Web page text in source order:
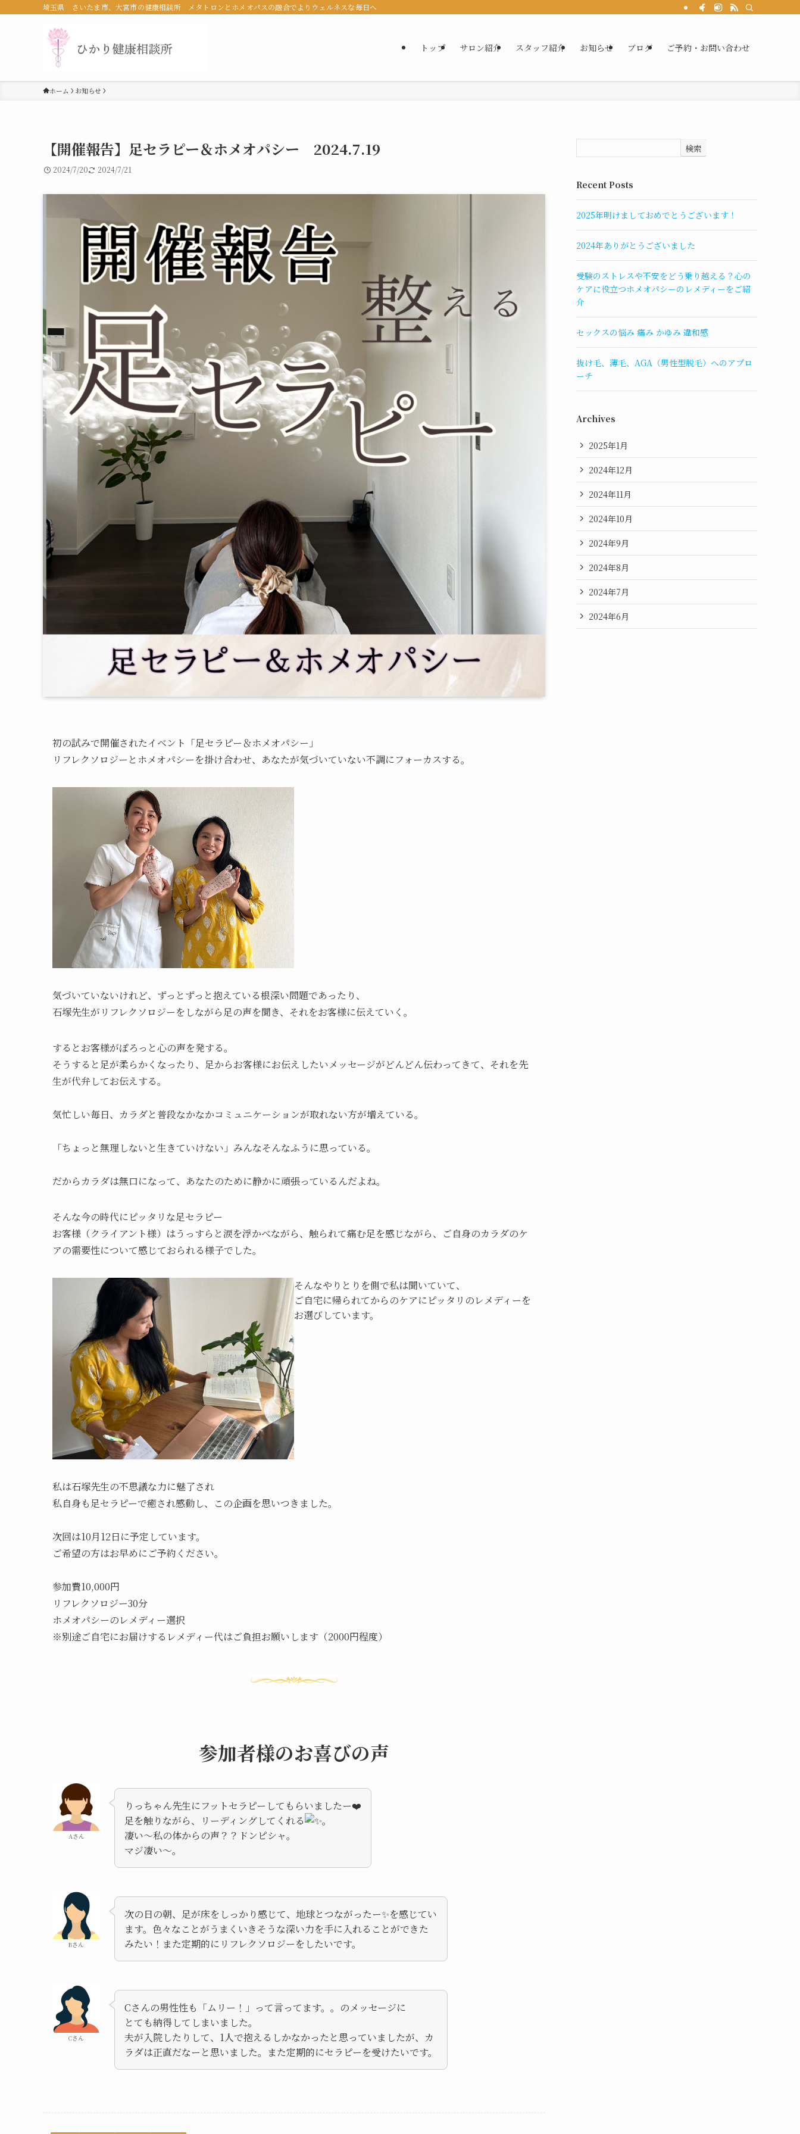
埼玉県 さいたま市、大宮市の健康相談所 メタトロンとホメオパスの融合でよりウェルネスな毎日へ
トップ サロン紹介 スタッフ紹介 お知らせ ブログ ご予約・お問い合わせ
ホーム お知らせ
【開催報告】足セラピー＆ホメオパシー 2024.7.19
2024/7/20 2024/7/21
初の試みで開催されたイベント「足セラピー＆ホメオパシー」
リフレクソロジーとホメオパシーを掛け合わせ、あなたが気づいていない不調にフォーカスする。
気づいていないけれど、ずっとずっと抱えている根深い問題であったり、
石塚先生がリフレクソロジーをしながら足の声を聞き、それをお客様に伝えていく。
するとお客様がぽろっと心の声を発する。
そうすると足が柔らかくなったり、足からお客様にお伝えしたいメッセージがどんどん伝わってきて、それを先
生が代弁してお伝えする。
気忙しい毎日、カラダと普段なかなかコミュニケーションが取れない方が増えている。
「ちょっと無理しないと生きていけない」みんなそんなふうに思っている。
だからカラダは無口になって、あなたのために静かに頑張っているんだよね。
そんな今の時代にピッタリな足セラピー
お客様（クライアント様）はうっすらと涙を浮かべながら、触られて痛む足を感じながら、ご自身のカラダのケ
アの需要性について感じておられる様子でした。
そんなやりとりを側で私は聞いていて、
ご自宅に帰られてからのケアにピッタリのレメディーを
お選びしています。
私は石塚先生の不思議な力に魅了され
私自身も足セラピーで癒され感動し、この企画を思いつきました。
次回は10月12日に予定しています。
ご希望の方はお早めにご予約ください。
参加費10,000円
リフレクソロジー30分
ホメオパシーのレメディー選択
※別途ご自宅にお届けするレメディー代はご負担お願いします（2000円程度）
参加者様のお喜びの声
Aさん
りっちゃん先生にフットセラピーしてもらいましたー❤️
足を触りながら、リーディングしてくれる
。
凄い〜私の体からの声？？ドンピシャ。
マジ凄い〜。
Bさん
次の日の朝、足が床をしっかり感じて、地球とつながったー✨を感じてい
ます。色々なことがうまくいきそうな深い力を手に入れることができた
みたい！また定期的にリフレクソロジーをしたいです。
Cさん
Cさんの男性性も「ムリー！」って言ってます。。のメッセージに
とても納得してしまいました。
夫が入院したりして、1人で抱えるしかなかったと思っていましたが、カ
ラダは正直だなーと思いました。また定期的にセラピーを受けたいです。
検索
Recent Posts
2025年明けましておめでとうございます！
2024年ありがとうございました
受験のストレスや不安をどう乗り越える？心の
ケアに役立つホメオパシーのレメディーをご紹
介
セックスの悩み 痛み かゆみ 違和感
抜け毛、薄毛、AGA（男性型脱毛）へのアプロ
ーチ
Archives
2025年1月
2024年12月
2024年11月
2024年10月
2024年9月
2024年8月
2024年7月
2024年6月